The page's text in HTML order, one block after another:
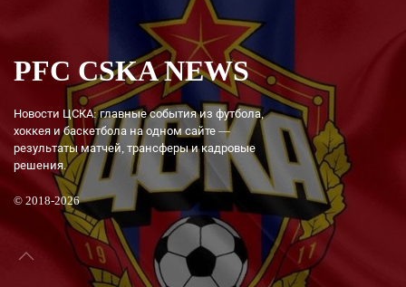
PFC CSKA NEWS
Новости ЦСКА: главные события из футбола,
хоккея и баскетбола на одном сайте —
результаты матчей, трансферы и кадровые
решения.
© 2018-2026